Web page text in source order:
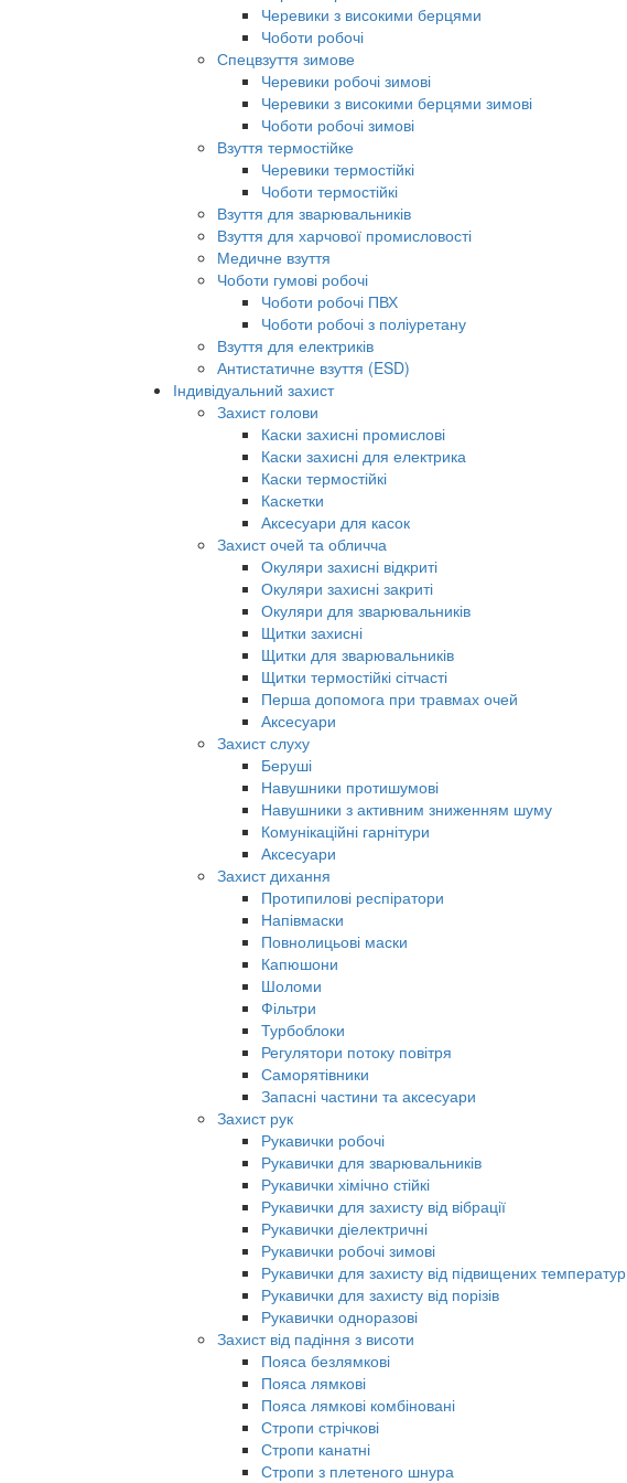
Черевики з високими берцями
Чоботи робочі
Спецвзуття зимове
Черевики робочі зимові
Черевики з високими берцями зимові
Чоботи робочі зимові
Взуття термостійке
Черевики термостійкі
Чоботи термостійкі
Взуття для зварювальників
Взуття для харчової промисловості
Медичне взуття
Чоботи гумові робочі
Чоботи робочі ПВХ
Чоботи робочі з поліуретану
Взуття для електриків
Антистатичне взуття (ESD)
Індивідуальний захист
Захист голови
Каски захисні промислові
Каски захисні для електрика
Каски термостійкі
Каскетки
Аксесуари для касок
Захист очей та обличча
Окуляри захисні відкриті
Окуляри захисні закриті
Окуляри для зварювальників
Щитки захисні
Щитки для зварювальників
Щитки термостійкі сітчасті
Перша допомога при травмах очей
Аксесуари
Захист слуху
Беруші
Навушники протишумові
Навушники з активним зниженням шуму
Комунікаційні гарнітури
Аксесуари
Захист дихання
Протипилові респіратори
Напівмаски
Повнолицьові маски
Капюшони
Шоломи
Фільтри
Турбоблоки
Регулятори потоку повітря
Саморятівники
Запасні частини та аксесуари
Захист рук
Рукавички робочі
Рукавички для зварювальників
Рукавички хімічно стійкі
Рукавички для захисту від вібрації
Рукавички діелектричні
Рукавички робочі зимові
Рукавички для захисту від підвищених температур
Рукавички для захисту від порізів
Рукавички одноразові
Захист від падіння з висоти
Пояса безлямкові
Пояса лямкові
Пояса лямкові комбіновані
Стропи стрічкові
Стропи канатні
Стропи з плетеного шнура